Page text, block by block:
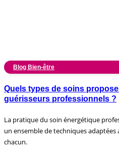
Blog Bien-être
Quels types de soins
guérisseurs professionnels ?
La pratique du soin énergétique
un ensemble de techniques adaptées
chacun.